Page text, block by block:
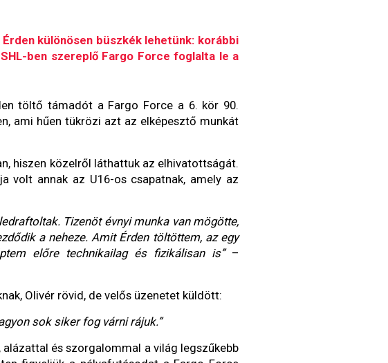
különösen büszkék lehetünk: korábbi
ben szereplő Fargo Force foglalta le a
töltő támadót a Fargo Force a 6. kör 90.
ami hűen tükrözi azt az elképesztő munkát
hiszen közelről láthattuk az elhivatottságát.
annak az U16-os csapatnak, amely az
Tizenöt évnyi munka van mögötte,
a neheze. Amit Érden töltöttem, az egy
előre technikailag és fizikálisan is”–
Olivér rövid, de velős üzenetet küldött:
sok siker fog várni rájuk.”
és szorgalommal a világ legszűkebb